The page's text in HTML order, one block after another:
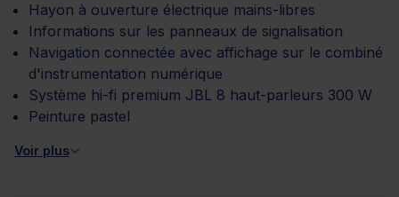
Hayon à ouverture électrique mains-libres
Informations sur les panneaux de signalisation
Navigation connectée avec affichage sur le combiné
d'instrumentation numérique
Système hi-fi premium JBL 8 haut-parleurs 300 W
Peinture pastel
Voir plus